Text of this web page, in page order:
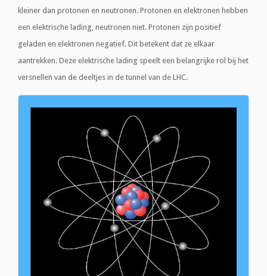
kleiner dan protonen en neutronen. Protonen en elektronen hebben
een elektrische lading, neutronen niet. Protonen zijn positief
geladen en elektronen negatief. Dit betekent dat ze elkaar
aantrekken. Deze elektrische lading speelt een belangrijke rol bij het
versnellen van de deeltjes in de tunnel van de LHC.